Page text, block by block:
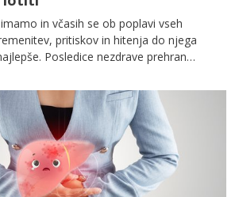
in včasih se ob poplavi vseh
pritiskov in hitenja do njega
Posledice nezdrave prehrane,
situacij in negativnosti se sčasoma
iztirijo. Navedeno seveda škoduje -
telo ni zmožno več samo
strupi se kopičijo, škodujejo in
A lahko si pomagamo in se znova
Kako se lahko razstrupite na
naturopatinja Erika Brajnik.